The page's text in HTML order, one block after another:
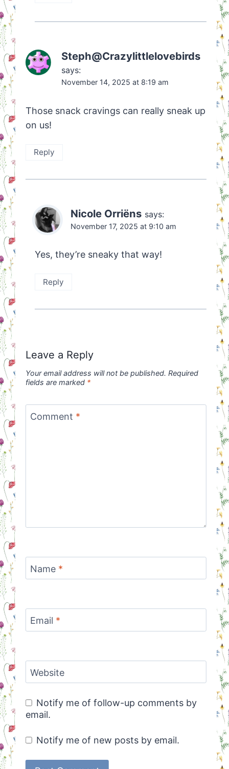
Steph@Crazylittlelovebirds
says:
November 14, 2025 at 8:19 am
Those snack cravings can really sneak up
on us!
Reply
Nicole Orriëns says:
November 17, 2025 at 9:10 am
Yes, they’re sneaky that way!
Reply
Leave a Reply
Your email address will not be published. Required
fields are marked *
Comment *
Name *
Email *
Website
Notify me of follow-up comments by
email.
Notify me of new posts by email.